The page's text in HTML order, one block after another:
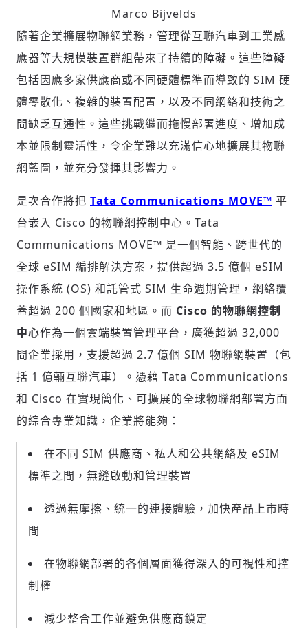
Marco Bijvelds
隨著企業擴展物聯網業務，管理從互聯汽車到工業感
應器等大規模裝置群組帶來了持續的障礙。這些障礙
包括因應多家供應商或不同硬體標準而導致的 SIM 硬
體零散化、複雜的裝置配置，以及不同網絡和技術之
間缺乏互通性。這些挑戰繼而拖慢部署進度、增加成
本並限制靈活性，令企業難以充滿信心地擴展其物聯
網藍圖，並充分發揮其影響力。
是次合作將把 Tata Communications MOVE™ 平
台嵌入 Cisco 的物聯網控制中心。Tata
Communications MOVE™ 是一個智能、跨世代的
全球 eSIM 編排解決方案，提供超過 3.5 億個 eSIM
操作系統 (OS) 和託管式 SIM 生命週期管理，網絡覆
蓋超過 200 個國家和地區。而 Cisco 的物聯網控制
中心作為一個雲端裝置管理平台，廣獲超過 32,000
間企業採用，支援超過 2.7 億個 SIM 物聯網裝置（包
括 1 億輛互聯汽車）。憑藉 Tata Communications
和 Cisco 在實現簡化、可擴展的全球物聯網部署方面
的綜合專業知識，企業將能夠：
在不同 SIM 供應商、私人和公共網絡及 eSIM
標準之間，無縫啟動和管理裝置
透過無摩擦、統一的連接體驗，加快產品上市時
間
在物聯網部署的各個層面獲得深入的可視性和控
制權
減少整合工作並避免供應商鎖定